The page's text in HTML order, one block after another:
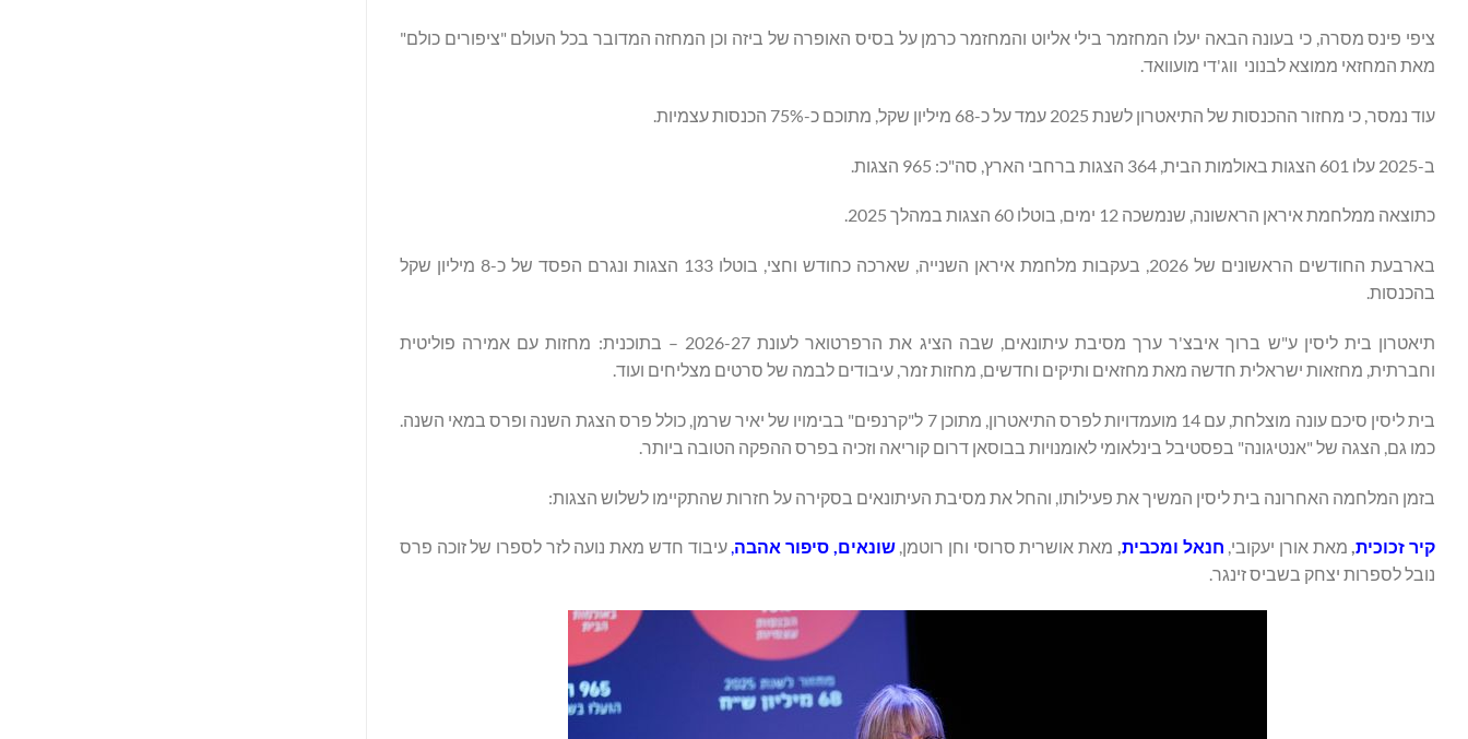
ציפי פינס מסרה, כי בעונה הבאה יעלו המחזמר בילי אליוט והמחזמר כרמן על בסיס האופרה של ביזה וכן המחזה המדובר בכל העולם "ציפורים כולם"
מאת המחזאי ממוצא לבנוני ווג'די מועוואד.
עוד נמסר, כי מחזור ההכנסות של התיאטרון לשנת 2025 עמד על כ-68 מיליון שקל, מתוכם כ-75% הכנסות עצמיות.
ב-2025 עלו 601 הצגות באולמות הבית, 364 הצגות ברחבי הארץ, סה"כ: 965 הצגות.
כתוצאה ממלחמת איראן הראשונה, שנמשכה 12 ימים, בוטלו 60 הצגות במהלך 2025.
בארבעת החודשים הראשונים של 2026, בעקבות מלחמת איראן השנייה, שארכה כחודש וחצי, בוטלו 133 הצגות ונגרם הפסד של כ-8 מיליון שקל
בהכנסות.
תיאטרון בית ליסין ע"ש ברוך איבצ'ר ערך מסיבת עיתונאים, שבה הציג את הרפרטואר לעונת 2026-27 – בתוכנית: מחזות עם אמירה פוליטית
וחברתית, מחזאות ישראלית חדשה מאת מחזאים ותיקים וחדשים, מחזות זמר, עיבודים לבמה של סרטים מצליחים ועוד.
בית ליסין סיכם עונה מוצלחת, עם 14 מועמדויות לפרס התיאטרון, מתוכן 7 ל"קרנפים" בבימויו של יאיר שרמן, כולל פרס הצגת השנה ופרס במאי השנה.
כמו גם, הצגה של "אנטיגונה" בפסטיבל בינלאומי לאומנויות בבוסאן דרום קוריאה וזכיה בפרס ההפקה הטובה ביותר.
בזמן המלחמה האחרונה בית ליסין המשיך את פעילותו, והחל את מסיבת העיתונאים בסקירה על חזרות שהתקיימו לשלוש הצגות:
קיר זכוכית,מאת אורן יעקובי, חנאל ומכבית, מאת אושרית סרוסי וחן רוטמן,שונאים, סיפור אהבה, עיבוד חדש מאת נועה לזר לספרו של זוכה פרס
נובל לספרות יצחק בשביס זינגר.